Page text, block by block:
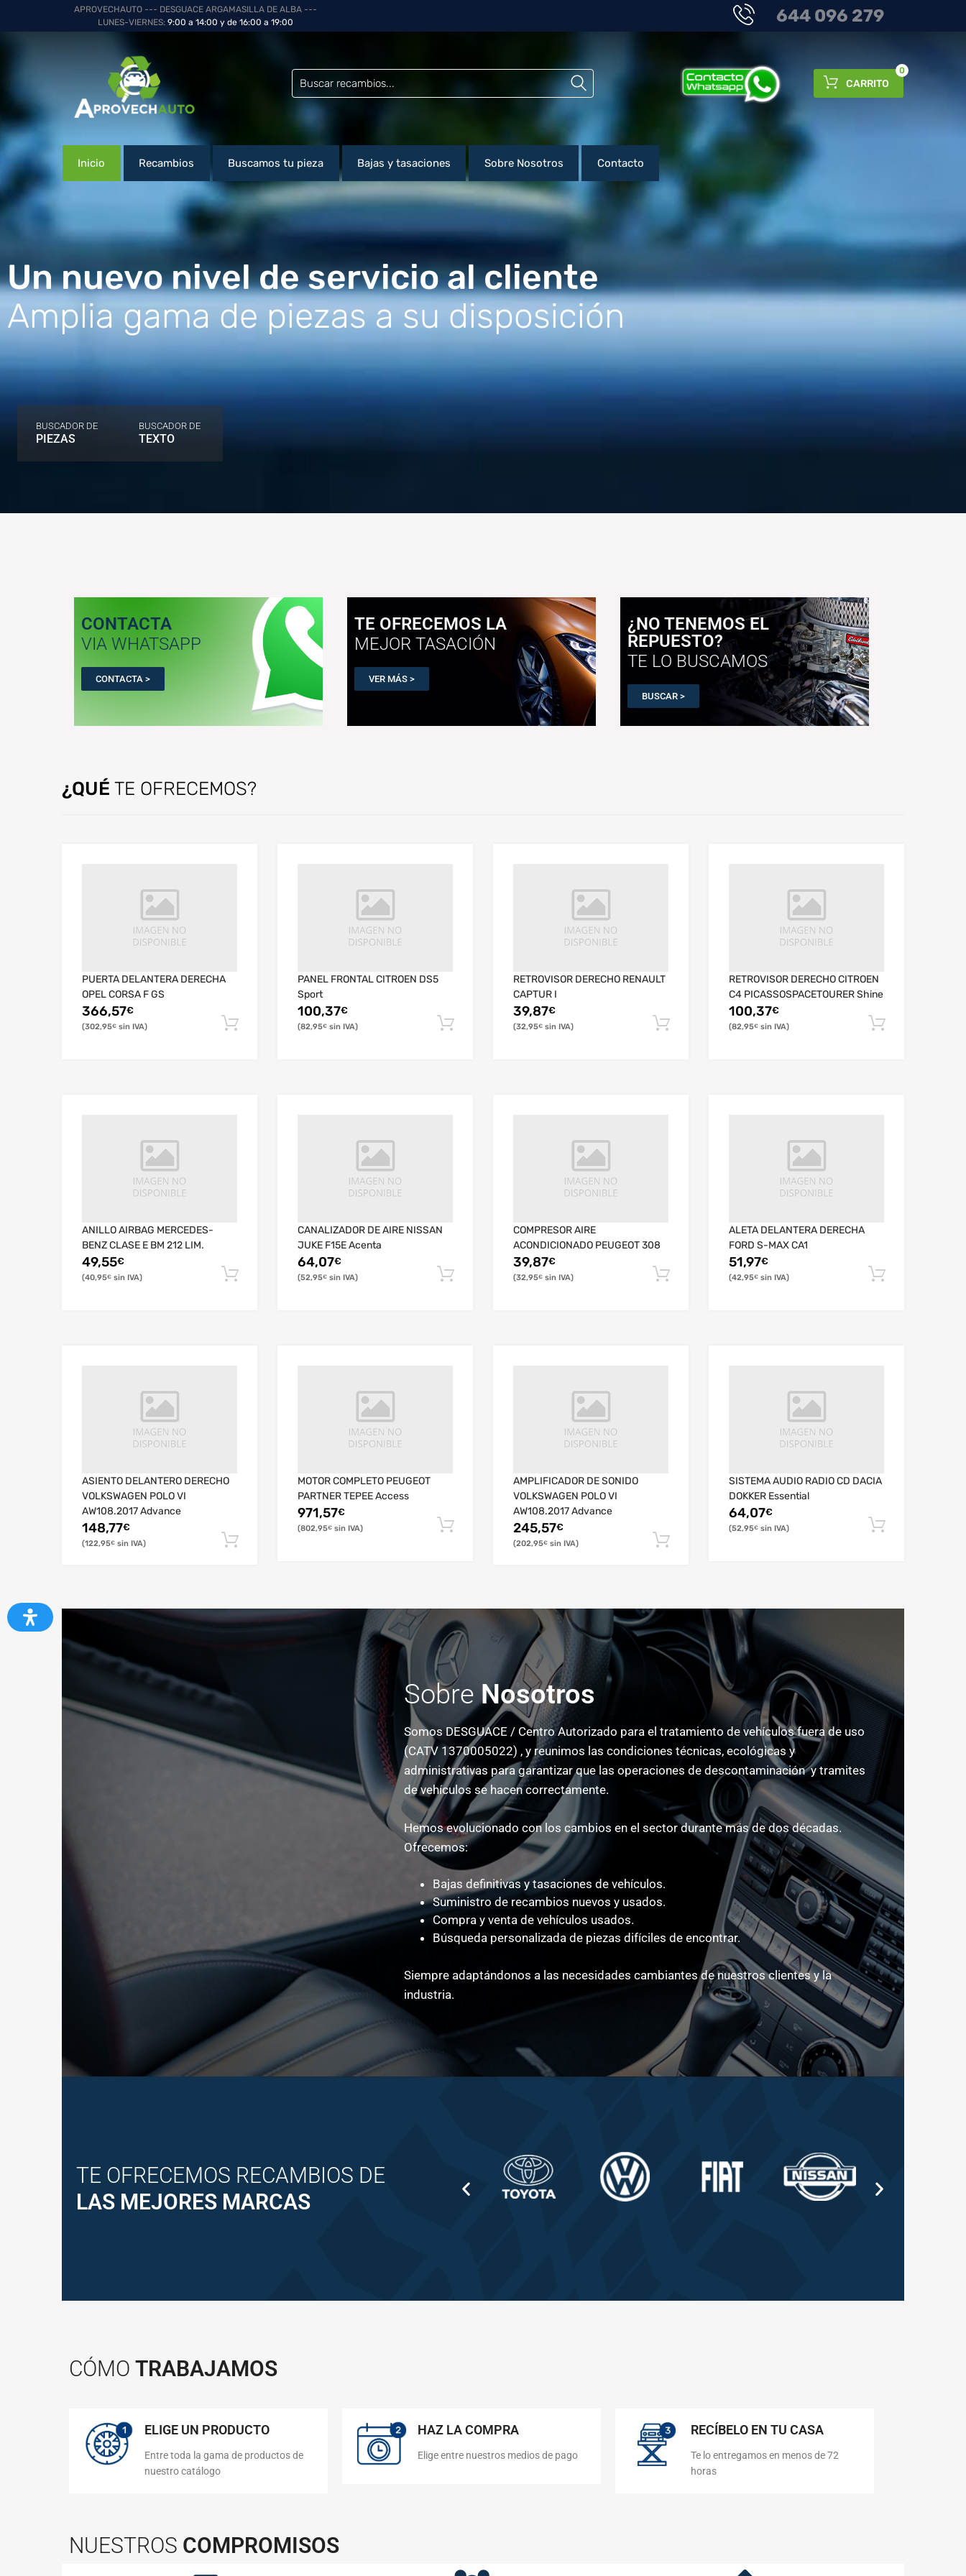
APROVECHAUTO --- DESGUACE ARGAMASILLA DE ALBA ---
LUNES-VIERNES: 9:00 a 14:00 y de 16:00 a 19:00 644 096 279
CARRITO
0
Inicio Recambios Buscamos tu pieza Bajas y tasaciones Sobre Nosotros Contacto
Un nuevo nivel de servicio al cliente
Amplia gama de piezas a su disposición
BUSCADOR DE
PIEZAS
BUSCADOR DE
TEXTO
CONTACTA
VIA WHATSAPP
CONTACTA >
TE OFRECEMOS LA
MEJOR TASACIÓN
VER MÁS >
¿NO TENEMOS EL
REPUESTO?
TE LO BUSCAMOS
BUSCAR >
¿QUÉ TE OFRECEMOS?
PUERTA DELANTERA DERECHA
OPEL CORSA F GS
366,57€
302,95€
PANEL FRONTAL CITROEN DS5
Sport
100,37€
82,95€
RETROVISOR DERECHO RENAULT
CAPTUR I
39,87€
32,95€
RETROVISOR DERECHO CITROEN
C4 PICASSOSPACETOURER Shine
100,37€
82,95€
ANILLO AIRBAG MERCEDES-
BENZ CLASE E BM 212 LIM.
49,55€
40,95€
CANALIZADOR DE AIRE NISSAN
JUKE F15E Acenta
64,07€
52,95€
COMPRESOR AIRE
ACONDICIONADO PEUGEOT 308
39,87€
32,95€
ALETA DELANTERA DERECHA
FORD S-MAX CA1
51,97€
42,95€
ASIENTO DELANTERO DERECHO
VOLKSWAGEN POLO VI
AW108.2017 Advance
148,77€
122,95€
MOTOR COMPLETO PEUGEOT
PARTNER TEPEE Access
971,57€
802,95€
AMPLIFICADOR DE SONIDO
VOLKSWAGEN POLO VI
AW108.2017 Advance
245,57€
202,95€
SISTEMA AUDIO RADIO CD DACIA
DOKKER Essential
64,07€
52,95€
SobreNosotros
Somos DESGUACE / Centro Autorizado para el tratamiento de vehículos fuera de uso
(CATV 1370005022) , y reunimos las condiciones técnicas, ecológicas y
administrativas para garantizar que las operaciones de descontaminación y tramites
de vehículos se hacen correctamente.
Hemos evolucionado con los cambios en el sector durante más de dos décadas.
Ofrecemos:
Bajas definitivas y tasaciones de vehículos.
Suministro de recambios nuevos y usados.
Compra y venta de vehículos usados.
Búsqueda personalizada de piezas difíciles de encontrar.
Siempre adaptándonos a las necesidades cambiantes de nuestros clientes y la
industria.
TE OFRECEMOS RECAMBIOS DE
LAS MEJORES MARCAS
CÓMO TRABAJAMOS
ELIGE UN PRODUCTO
Entre toda la gama de productos de
nuestro catálogo
HAZ LA COMPRA
Elige entre nuestros medios de pago
RECÍBELO EN TU CASA
Te lo entregamos en menos de 72
horas
NUESTROS COMPROMISOS